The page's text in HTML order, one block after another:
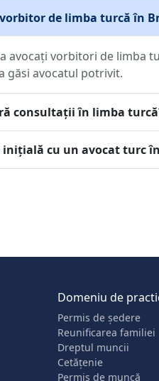
de limba turcă în
avocați vorbitori de limba
găsi avocatul potrivit.
consultații în limba
inițială cu un avocat turc
Domeniu de
Permis de ședere
Reunificarea familiei
Dreptul muncii
Cetățenie
Permis de muncă